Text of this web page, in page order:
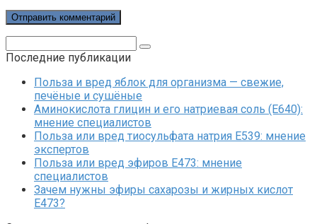
Последние публикации
Польза и вред яблок для организма — свежие,
печёные и сушёные
Аминокислота глицин и его натриевая соль (Е640):
мнение специалистов
Польза или вред тиосульфата натрия Е539: мнение
экспертов
Польза или вред эфиров Е473: мнение
специалистов
Зачем нужны эфиры сахарозы и жирных кислот
Е473?